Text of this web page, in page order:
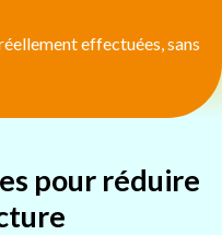
effectuées, sans
pour réduire